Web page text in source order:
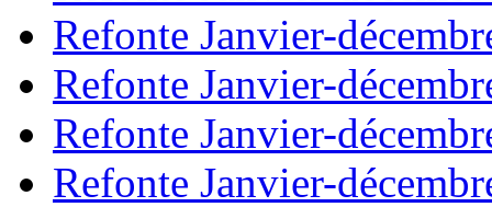
Refonte Janvier-
Refonte Janvier-
Refonte Janvier-
Refonte Janvier-